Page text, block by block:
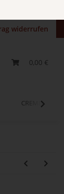
widerrufen
0,00 €
CREMEO